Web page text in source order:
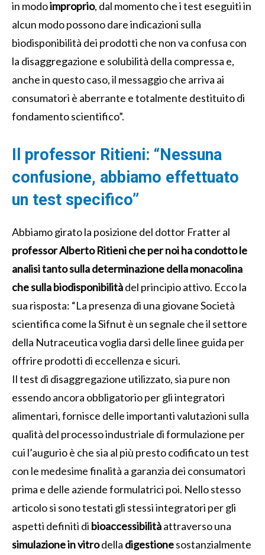
in modoimproprio, dal momento che i test eseguiti in
alcun modo possono dare indicazioni sulla
biodisponibilità dei prodotti che non va confusa con
la disaggregazione e solubilità della compressa e,
anche in questo caso, il messaggio che arriva ai
consumatori è aberrante e totalmente destituito di
fondamento scientifico”.
Il professor Ritieni: “Nessuna
confusione, abbiamo effettuato
un test specifico”
Abbiamo girato la posizione del dottor Fratter al
professor Alberto Ritieni che per noi ha condotto le
analisi tanto sulla determinazione della monacolina
che sulla biodisponibilitàdel principio attivo. Ecco la
sua risposta: “La presenza di una giovane Società
scientifica come la Sifnut è un segnale che il settore
della Nutraceutica voglia darsi delle linee guida per
offrire prodotti di eccellenza e sicuri.
Il test di disaggregazione utilizzato, sia pure non
essendo ancora obbligatorio per gli integratori
alimentari, fornisce delle importanti valutazioni sulla
qualità del processo industriale di formulazione per
cui l’augurio è che sia al più presto codificato un test
con le medesime finalità a garanzia dei consumatori
prima e delle aziende formulatrici poi. Nello stesso
articolo si sono testati gli stessi integratori per gli
aspetti definiti di bioaccessibilitàattraverso una
simulazione in vitrodella digestionesostanzialmente